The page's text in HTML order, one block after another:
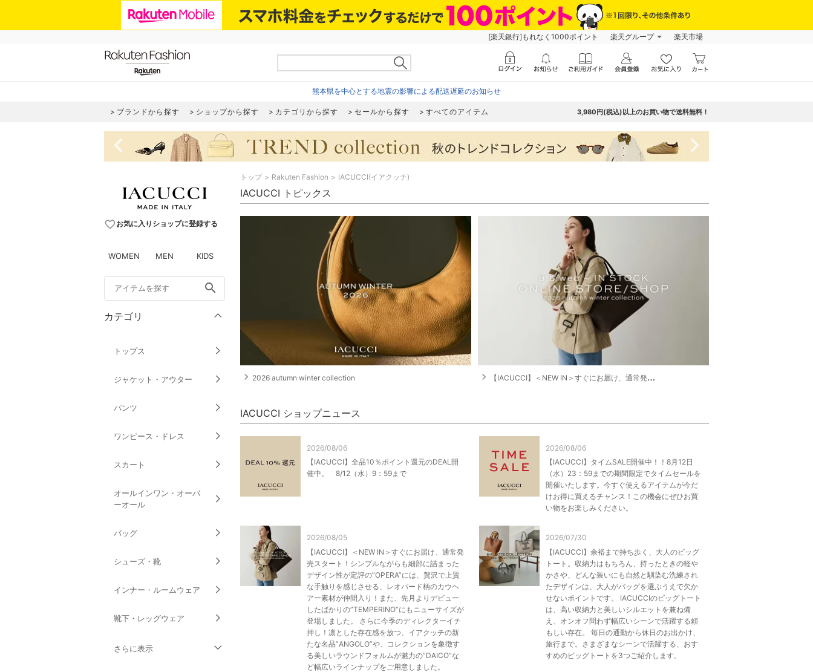
[楽天銀行]もれなく1000ポイント 楽天グループ 楽天市場
熊本県を中心とする地震の影響による配送遅延のお知らせ
ブランドから探す ショップから探す カテゴリから探す セールから探す すべてのアイテム 3,980円(税込)以上のお買い物で送料無料！
navigate_before navigate_next
favorite_borderお気に入りショップに登録する
WOMEN MEN KIDS
search
カテゴリ
トップス
ジャケット・アウター
パンツ
ワンピース・ドレス
スカート
オールインワン・オーバ
ーオール
バッグ
シューズ・靴
インナー・ルームウェア
靴下・レッグウェア
さらに表示
トップ Rakuten Fashion IACUCCI(イアクッチ)
IACUCCI トピックス
navigate_next 2026 autumn winter collection navigate_next 【IACUCCI】＜NEW IN＞すぐにお届け、通常発売スタート！
IACUCCI ショップニュース
2026/08/06
【IACUCCI】全品10％ポイント還元のDEAL開
催中。 8/12（水）9：59まで
2026/08/06
【IACUCCI】タイムSALE開催中！！8月12日
（水）23：59までの期間限定でタイムセールを
開催いたします。今すぐ使えるアイテムが今だ
けお得に買えるチャンス！この機会にぜひお買
い物をお楽しみください。
2026/08/05
【IACUCCI】＜NEW IN＞すぐにお届け、通常発
売スタート！シンプルながらも細部に詰まった
デザイン性が定評の”OPERA”には、贅沢で上質
な手触りを感じさせる、レオパード柄のカウヘ
アー素材が仲間入り！また、先月よりデビュー
したばかりの”TEMPERINO”にもニューサイズが
登場しました。 さらに今季のディレクターイチ
押し！凛とした存在感を放つ、イアクッチの新
たな名品”ANGOLO”や、コレクションを象徴す
る美しいラウンドフォルムが魅力の”DAICO”な
ど幅広いラインナップをご用意しました。
2026/07/30
【IACUCCI】余裕まで持ち歩く、大人のビッグ
トート。収納力はもちろん、持ったときの軽や
かさや、どんな装いにも自然と馴染む洗練され
たデザインは、大人がバッグを選ぶうえで欠か
せないポイントです。 IACUCCIのビッグトート
は、高い収納力と美しいシルエットを兼ね備
え、オンオフ問わず幅広いシーンで活躍する頼
もしい存在。 毎日の通勤から休日のお出かけ、
旅行まで。さまざまなシーンで活躍する、おす
すめのビッグトートを3つご紹介します。